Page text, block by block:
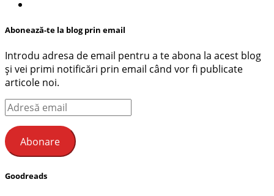
Abonează-te la blog prin email
Introdu adresa de email pentru a te abona la acest blog
și vei primi notificări prin email când vor fi publicate
articole noi.
Adresă
email
Abonare
Goodreads